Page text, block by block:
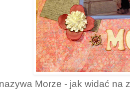
Morze - jak widać na